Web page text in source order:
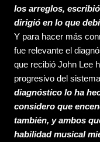
los arreglos,
dirigió en lo que
Y para hacer más
fue relevante el
que recibió John Lee
progresivo del
diagnóstico lo ha
considero que
también, y ambos
habilidad musical